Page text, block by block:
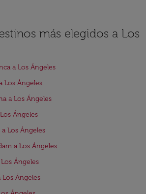
más elegidos a Los
a Los Ángeles
Los Ángeles
a Los Ángeles
Ángeles
Los Ángeles
a Los Ángeles
Ángeles
Los Ángeles